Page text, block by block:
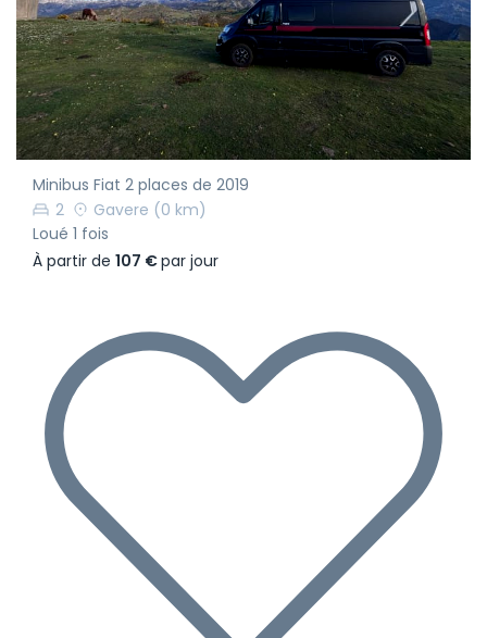
Minibus Fiat 2 places de 2019
2
Gavere (0 km)
Loué 1 fois
À partir de 107 €par jour